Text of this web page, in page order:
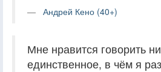
Андрей Кено (40+)
Мне нравится говорить
единственное, в чём я